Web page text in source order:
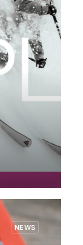
NEWS